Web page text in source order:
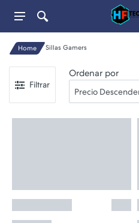
Home Sillas Gamers
Filtrar
Ordenar por